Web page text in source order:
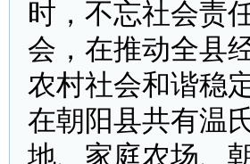
时，不忘社会责
会，在推动全县
农村社会和谐稳
在朝阳县共有温
地、家庭农场、